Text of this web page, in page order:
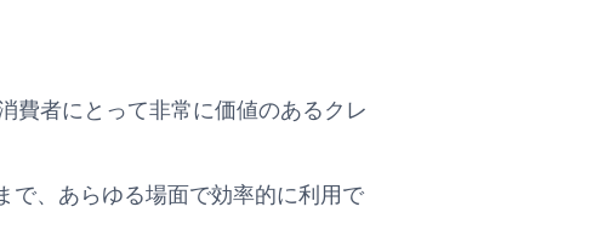
費者にとって非常に価値のあるクレ
で、あらゆる場面で効率的に利用で